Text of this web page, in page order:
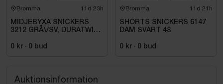
Bromma 11d 23h
MIDJEBYXA SNICKERS
3212 GRÅ\/SV, DURATWILL
0 kr · 0 bud
Bromma 11d 21h
SHORTS SNICKERS 6147
DAM SVART 48
0 kr · 0 bud
Auktionsinformation